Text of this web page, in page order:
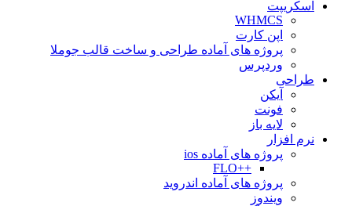
اسکریپت
WHMCS
اپن کارت
پروژه های آماده طراحی و ساخت قالب جوملا
وردپرس
طراحی
آیکن
فونت
لایه باز
نرم افزار
پروژه های آماده ios
++FLO
پروژه های آماده اندروید
ویندوز